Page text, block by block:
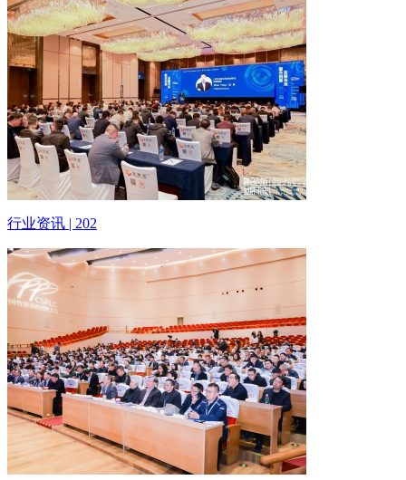
行业资讯 | 202